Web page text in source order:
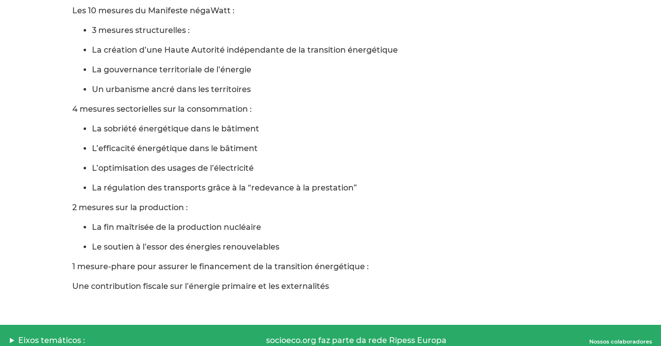
Les 10 mesures du Manifeste négaWatt :
3 mesures structurelles :
La création d’une Haute Autorité indépendante de la transition énergétique
La gouvernance territoriale de l’énergie
Un urbanisme ancré dans les territoires
4 mesures sectorielles sur la consommation :
La sobriété énergétique dans le bâtiment
L’efficacité énergétique dans le bâtiment
L’optimisation des usages de l’électricité
La régulation des transports grâce à la “redevance à la prestation”
2 mesures sur la production :
La fin maîtrisée de la production nucléaire
Le soutien à l’essor des énergies renouvelables
1 mesure-phare pour assurer le financement de la transition énergétique :
Une contribution fiscale sur l’énergie primaire et les externalités
Eixos temáticos : socioeco.org faz parte da rede Ripess Europa Nossos colaboradores